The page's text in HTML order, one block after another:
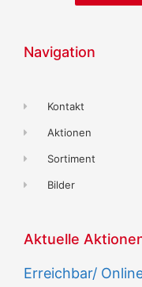
Navigation
Kontakt
Aktionen
Sortiment
Bilder
Aktuelle
Erreichbar/